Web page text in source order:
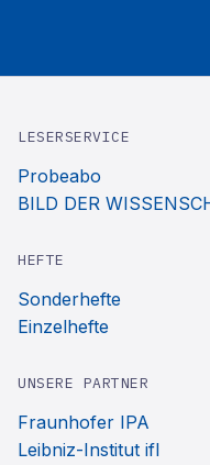
LESERSERVICE
Probeabo
BILD DER
HEFTE
Sonderhefte
Einzelhefte
UNSERE PARTNER
Fraunhofer IPA
Leibniz-Institut ifl